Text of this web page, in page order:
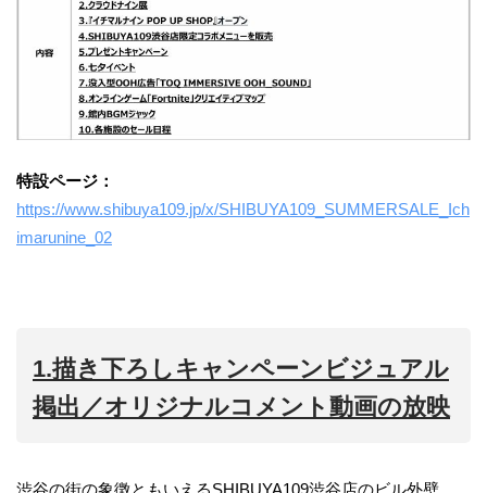
特設ページ：
https://www.shibuya109.jp/x/SHIBUYA109_SUMMERSALE_Ich
imarunine_02
1.描き下ろしキャンペーンビジュアル
掲出／オリジナルコメント動画の放映